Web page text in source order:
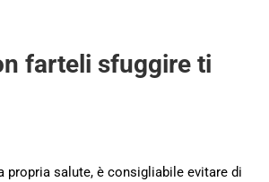
farteli sfuggire ti
propria salute, è consigliabile evitare di